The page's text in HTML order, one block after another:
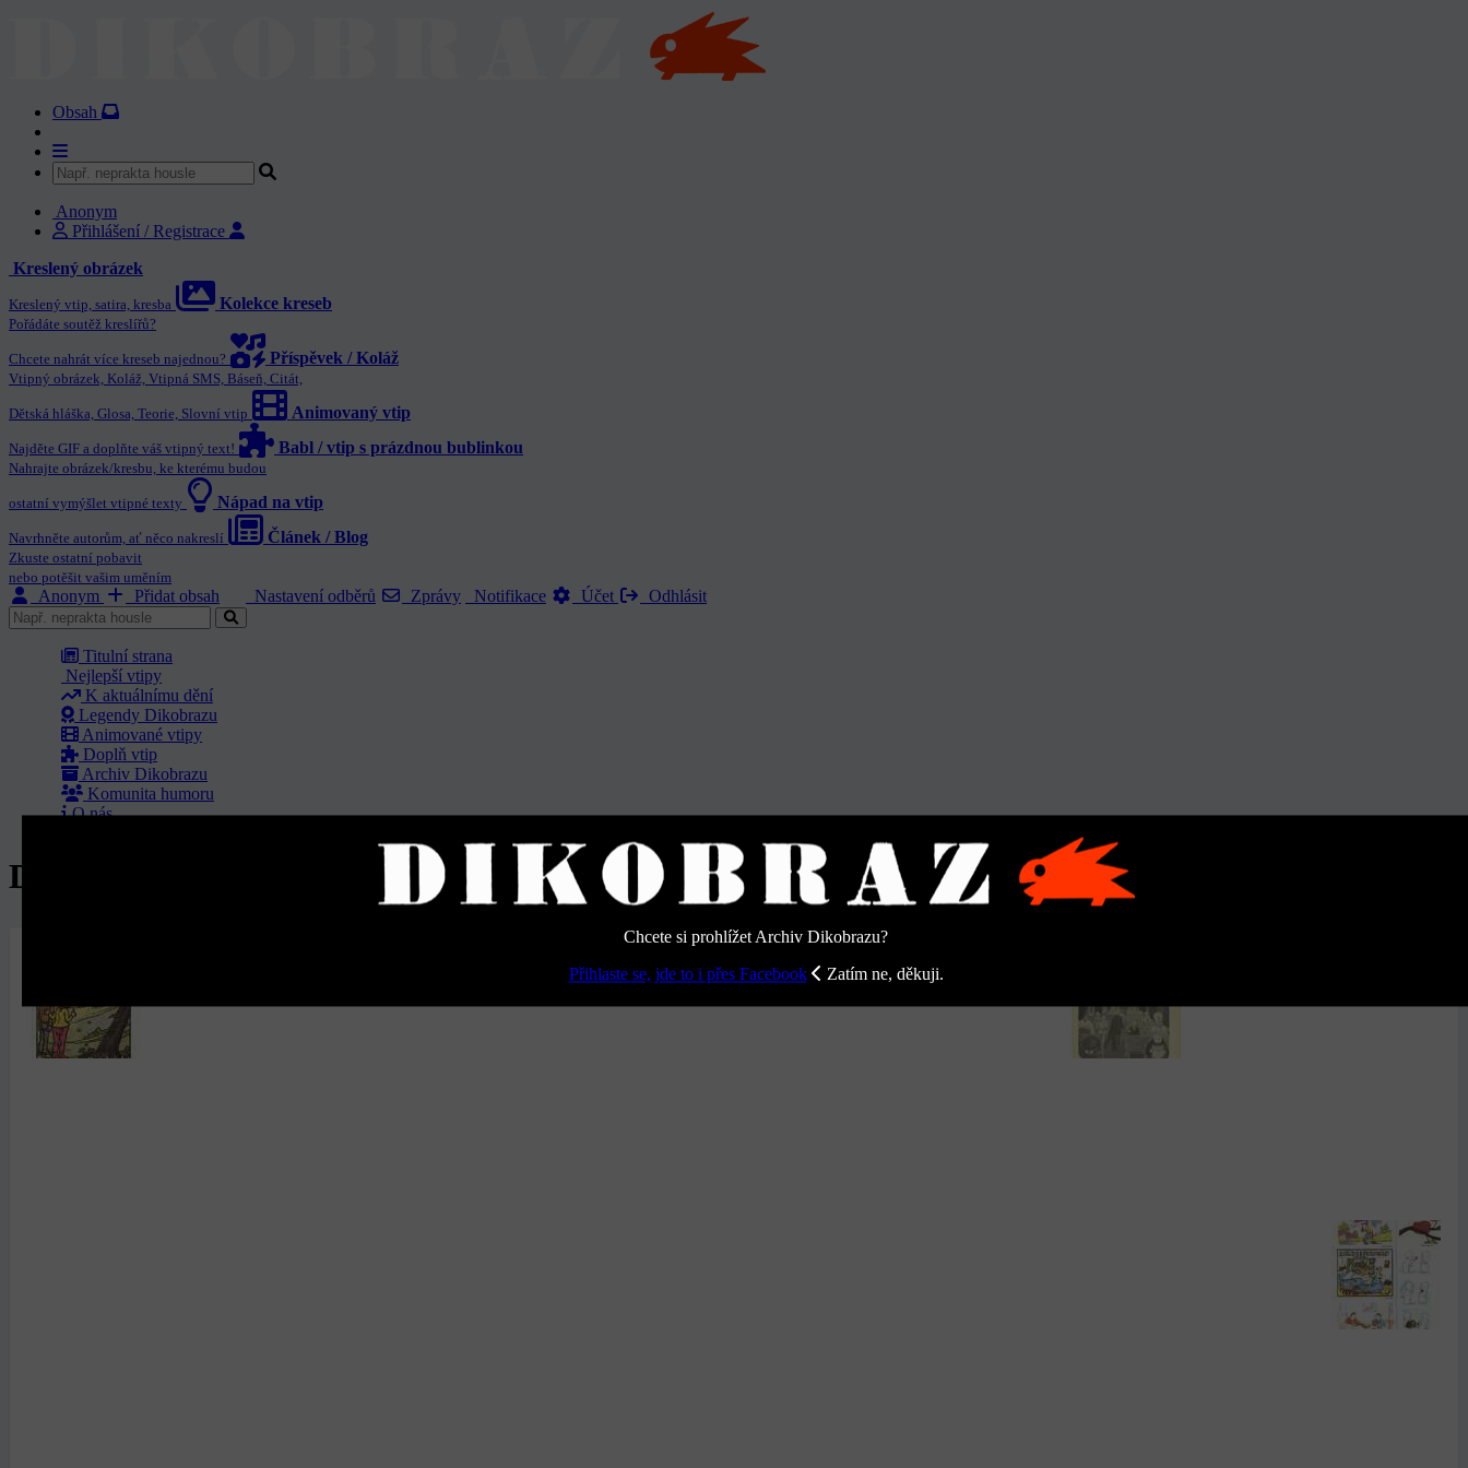
Obsah
Anonym
Přihlášení / Registrace
Kreslený obrázek
Kreslený vtip, satira, kresba Kolekce kreseb
Pořádáte soutěž kreslířů?
Chcete nahrát více kreseb najednou? Příspěvek / Koláž
Vtipný obrázek, Koláž, Vtipná SMS, Báseň, Citát,
Dětská hláška, Glosa, Teorie, Slovní vtip Animovaný vtip
Najděte GIF a doplňte váš vtipný text! Babl / vtip s prázdnou bublinkou
Nahrajte obrázek/kresbu, ke kterému budou
ostatní vymýšlet vtipné texty Nápad na vtip
Navrhněte autorům, ať něco nakreslí Článek / Blog
Zkuste ostatní pobavit
nebo potěšit vašim uměním
Anonym Přidat obsah Nastavení odběrů Zprávy Notifikace Účet Odhlásit
Titulní strana
Nejlepší vtipy
K aktuálnímu dění
Legendy Dikobrazu
Animované vtipy
Doplň vtip
Archiv Dikobrazu
Komunita humoru
O nás
Chcete si prohlížet Archiv Dikobrazu?
Přihlaste se, jde to i přes Facebook
Zatím ne, děkuji.
Dikobraz ročník 1987 - Číslo 91 - Strana 10